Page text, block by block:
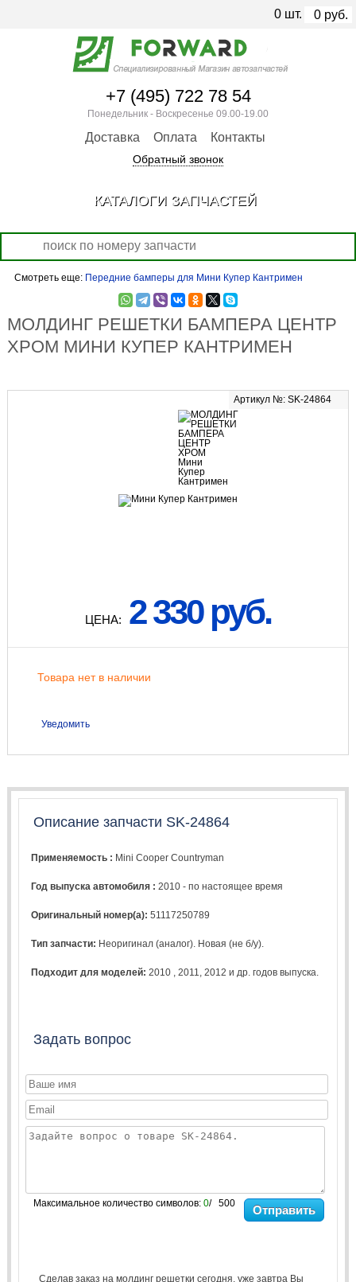
Смотреть еще: Передние бамперы для Мини Купер Кантримен
МОЛДИНГ РЕШЕТКИ БАМПЕРА ЦЕНТР
ХРОМ МИНИ КУПЕР КАНТРИМЕН
Артикул №: SK-24864
ЦЕНА: 2 330 руб.
Товара нет в наличии
Уведомить
Описание запчасти SK-24864
Применяемость : Mini Cooper Countryman
Год выпуска автомобиля :2010 - по настоящее время
Оригинальный номер(а):51117250789
Тип запчасти: Неоригинал (аналог). Новая (не б/у).
Подходит для моделей: 2010 ,2011 ,2012 и др. годов выпуска.
Задать вопрос
Максимальное количество символов: 0/ 500 Отправить
Сделав заказ на молдинг решетки сегодня, уже завтра Вы
+7 (495) 722 78 54
Понедельник - Воскресенье 09.00-19.00
Доставка Оплата Контакты
Обратный звонок
0 шт. 0 руб.
КАТАЛОГИ ЗАПЧАСТЕЙ